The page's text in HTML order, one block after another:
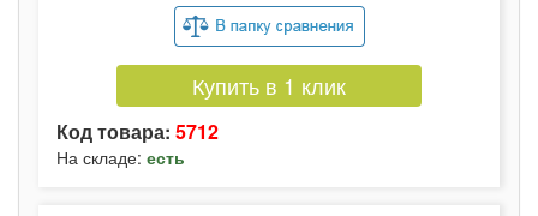
Купить в 1 клик
Код товара: 5712
На складе: есть